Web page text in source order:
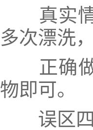
真实情
多次漂洗
正确做
物即可。
误区四